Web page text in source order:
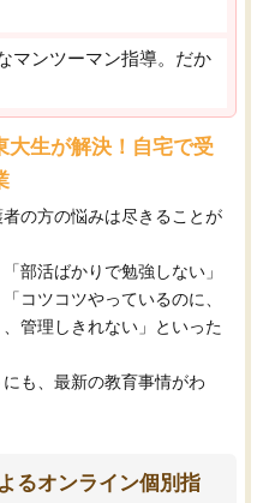
マンツーマン指導。だか
大生が解決！自宅で受
の方の悩みは尽きることが
部活ばかりで勉強しない」
コツコツやっているのに、
管理しきれない」といった
も、最新の教育事情がわ
るオンライン個別指